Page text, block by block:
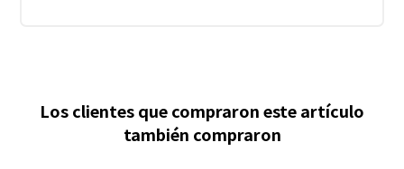
Los clientes que compraron este artículo
también compraron